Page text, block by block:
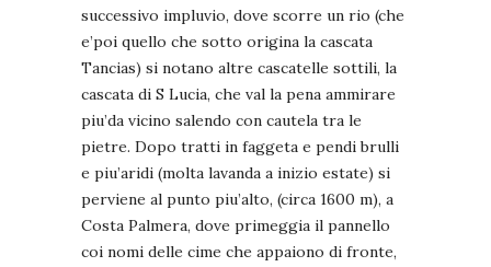
successivo impluvio, dove scorre un rio (che
e’poi quello che sotto origina la cascata
Tancias) si notano altre cascatelle sottili, la
cascata di S Lucia, che val la pena ammirare
piu’da vicino salendo con cautela tra le
pietre. Dopo tratti in faggeta e pendi brulli
e piu’aridi (molta lavanda a inizio estate) si
perviene al punto piu’alto, (circa 1600 m), a
Costa Palmera, dove primeggia il pannello
coi nomi delle cime che appaiono di fronte,